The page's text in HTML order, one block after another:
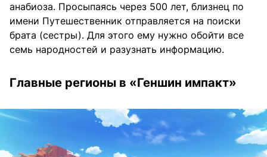
анабиоза. Просыпаясь через 500 лет, близнец по
имени Путешественник отправляется на поиски
брата (сестры). Для этого ему нужно обойти все
семь народностей и разузнать информацию.
Главные регионы в «Геншин импакт»